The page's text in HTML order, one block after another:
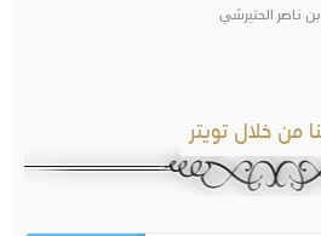
ناصر الحتيرشي
من خلال تويتر